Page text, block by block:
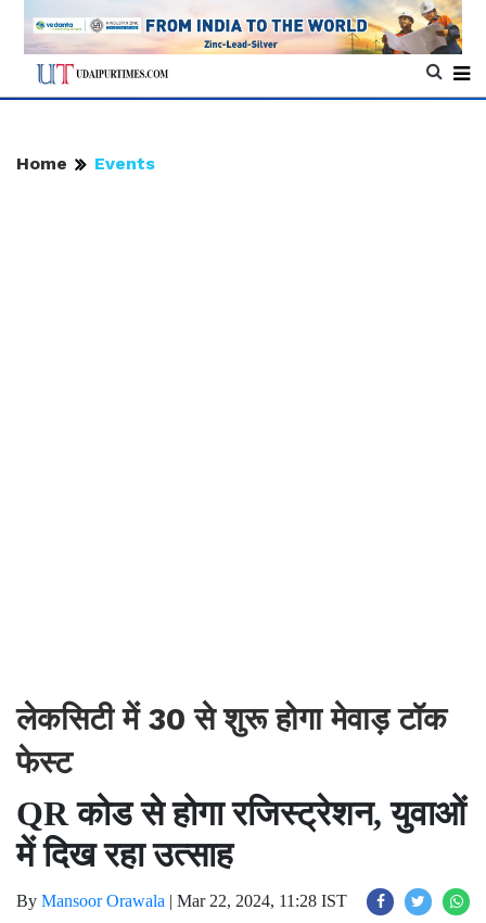
Home Events
लेकसिटी में 30 से शुरू होगा मेवाड़ टॉक
फेस्ट
QR कोड से होगा रजिस्ट्रेशन, युवाओं
में दिख रहा उत्साह
By Mansoor Orawala | Mar 22, 2024, 11:28 IST